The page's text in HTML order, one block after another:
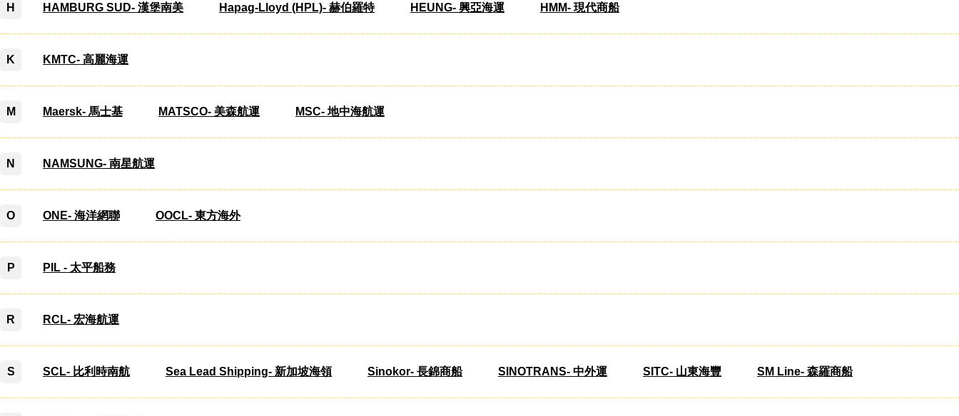
H HAMBURG SUD- 漢堡南美 Hapag-Lloyd (HPL)- 赫伯羅特 HEUNG- 興亞海運 HMM- 現代商船
K KMTC- 高麗海運
M Maersk- 馬士基 MATSCO- 美森航運 MSC- 地中海航運
N NAMSUNG- 南星航運
O ONE- 海洋網聯 OOCL- 東方海外
P PIL - 太平船務
R RCL- 宏海航運
S SCL- 比利時南航 Sea Lead Shipping- 新加坡海領 Sinokor- 長錦商船 SINOTRANS- 中外運 SITC- 山東海豐 SM Line- 森羅商船